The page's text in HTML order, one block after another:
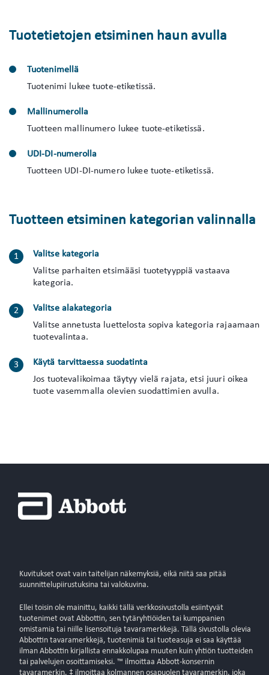
Tuotetietojen etsiminen haun avulla
Tuotenimellä
Tuotenimi lukee tuote-etiketissä.
Mallinumerolla
Tuotteen mallinumero lukee tuote-etiketissä.
UDI-DI-numerolla
Tuotteen UDI-DI-numero lukee tuote-etiketissä.
Tuotteen etsiminen kategorian valinnalla
Valitse kategoria
Valitse parhaiten etsimääsi tuotetyyppiä vastaava
kategoria.
Valitse alakategoria
Valitse annetusta luettelosta sopiva kategoria rajaamaan
tuotevalintaa.
Käytä tarvittaessa suodatinta
Jos tuotevalikoimaa täytyy vielä rajata, etsi juuri oikea
tuote vasemmalla olevien suodattimien avulla.
Kuvitukset ovat vain taitelijan näkemyksiä, eikä niitä saa pitää
suunnittelupiirustuksina tai valokuvina.
Ellei toisin ole mainittu, kaikki tällä verkkosivustolla esiintyvät
tuotenimet ovat Abbottin, sen tytäryhtiöiden tai kumppanien
omistamia tai niille lisensoituja tavaramerkkejä. Tällä sivustolla olevia
Abbottin tavaramerkkejä, tuotenimiä tai tuoteasuja ei saa käyttää
ilman Abbottin kirjallista ennakkolupaa muuten kuin yhtiön tuotteiden
tai palvelujen osoittamiseksi. ™ ilmoittaa Abbott-konsernin
tavaramerkin. ‡ ilmoittaa kolmannen osapuolen tavaramerkin, joka